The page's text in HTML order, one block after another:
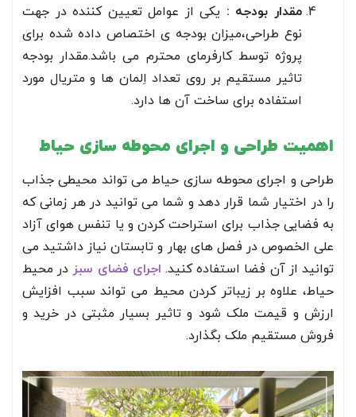
مقدار بودجه : یکی از عوامل تعیین کننده در جهت
نوع طراحی،میزان بودجه ی اختصاص داده شده برای
پروژه توسط کارفرمای محترم می باشد.مقدار بودجه
تاثیر مستقیم بر روی تعداد اِلمان ها و متریال مورد
استفاده برای ساخت آن ها دارد.
اهمیت طراحی و اجرای محوطه سازی حیاط
طراحی و اجرای محوطه سازی حیاط می تواند محیطی جذاب
را در اختیار شما قرار دهد و شما می توانید در هر زمانی که
به فضایی جذاب برای استراحت کردن و یا تنفس هوای آزاد
علی الخصوص در فصل های بهار و تابستان نیاز داشتید می
توانید از آن فضا استفاده کنید. اجرای فضای سبز در محیط
حیاط، علاوه بر زیباتر کردن محیط می تواند سبب افزایش
ارزش و قیمت ملک شود و تاثیر بسیار مثبتی در خرید و
فروش مستقیم ملک بگذارد.